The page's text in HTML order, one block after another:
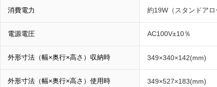
消費電力 約19W（スタンドア
電源電圧 AC100V±10％
外形寸法（幅×奥行×高さ）収納時 349×340×142(mm)
外形寸法（幅×奥行×高さ）使用時 349×527×183(mm)